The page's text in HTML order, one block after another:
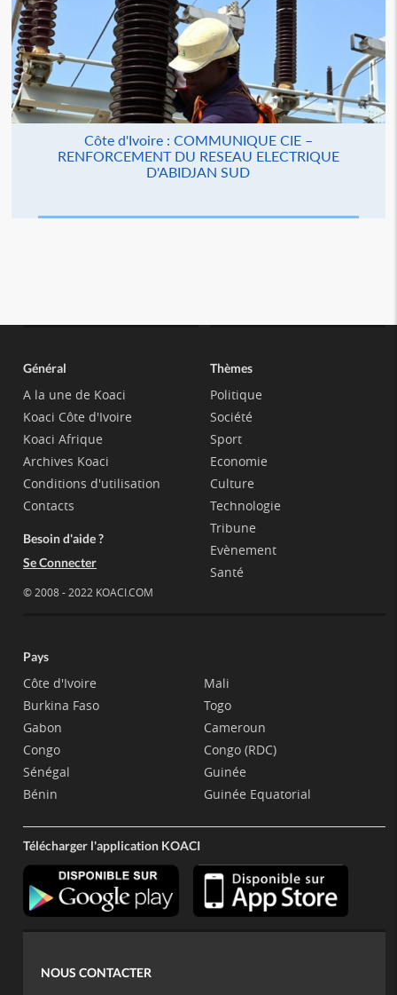
Côte d'Ivoire : COMMUNIQUE CIE –
RENFORCEMENT DU RESEAU ELECTRIQUE
D'ABIDJAN SUD
Général
A la une de Koaci
Koaci Côte d'Ivoire
Koaci Afrique
Archives Koaci
Conditions d'utilisation
Contacts
Besoin d'aide ?
Se Connecter
© 2008 - 2022 KOACI.COM
Thèmes
Politique
Société
Sport
Economie
Culture
Technologie
Tribune
Evènement
Santé
Pays
Côte d'Ivoire
Burkina Faso
Gabon
Congo
Sénégal
Bénin
Mali
Togo
Cameroun
Congo (RDC)
Guinée
Guinée Equatorial
Télécharger l'application KOACI
NOUS CONTACTER